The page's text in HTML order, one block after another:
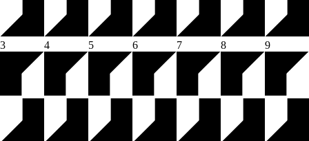
3 4 5 6 7 8 9